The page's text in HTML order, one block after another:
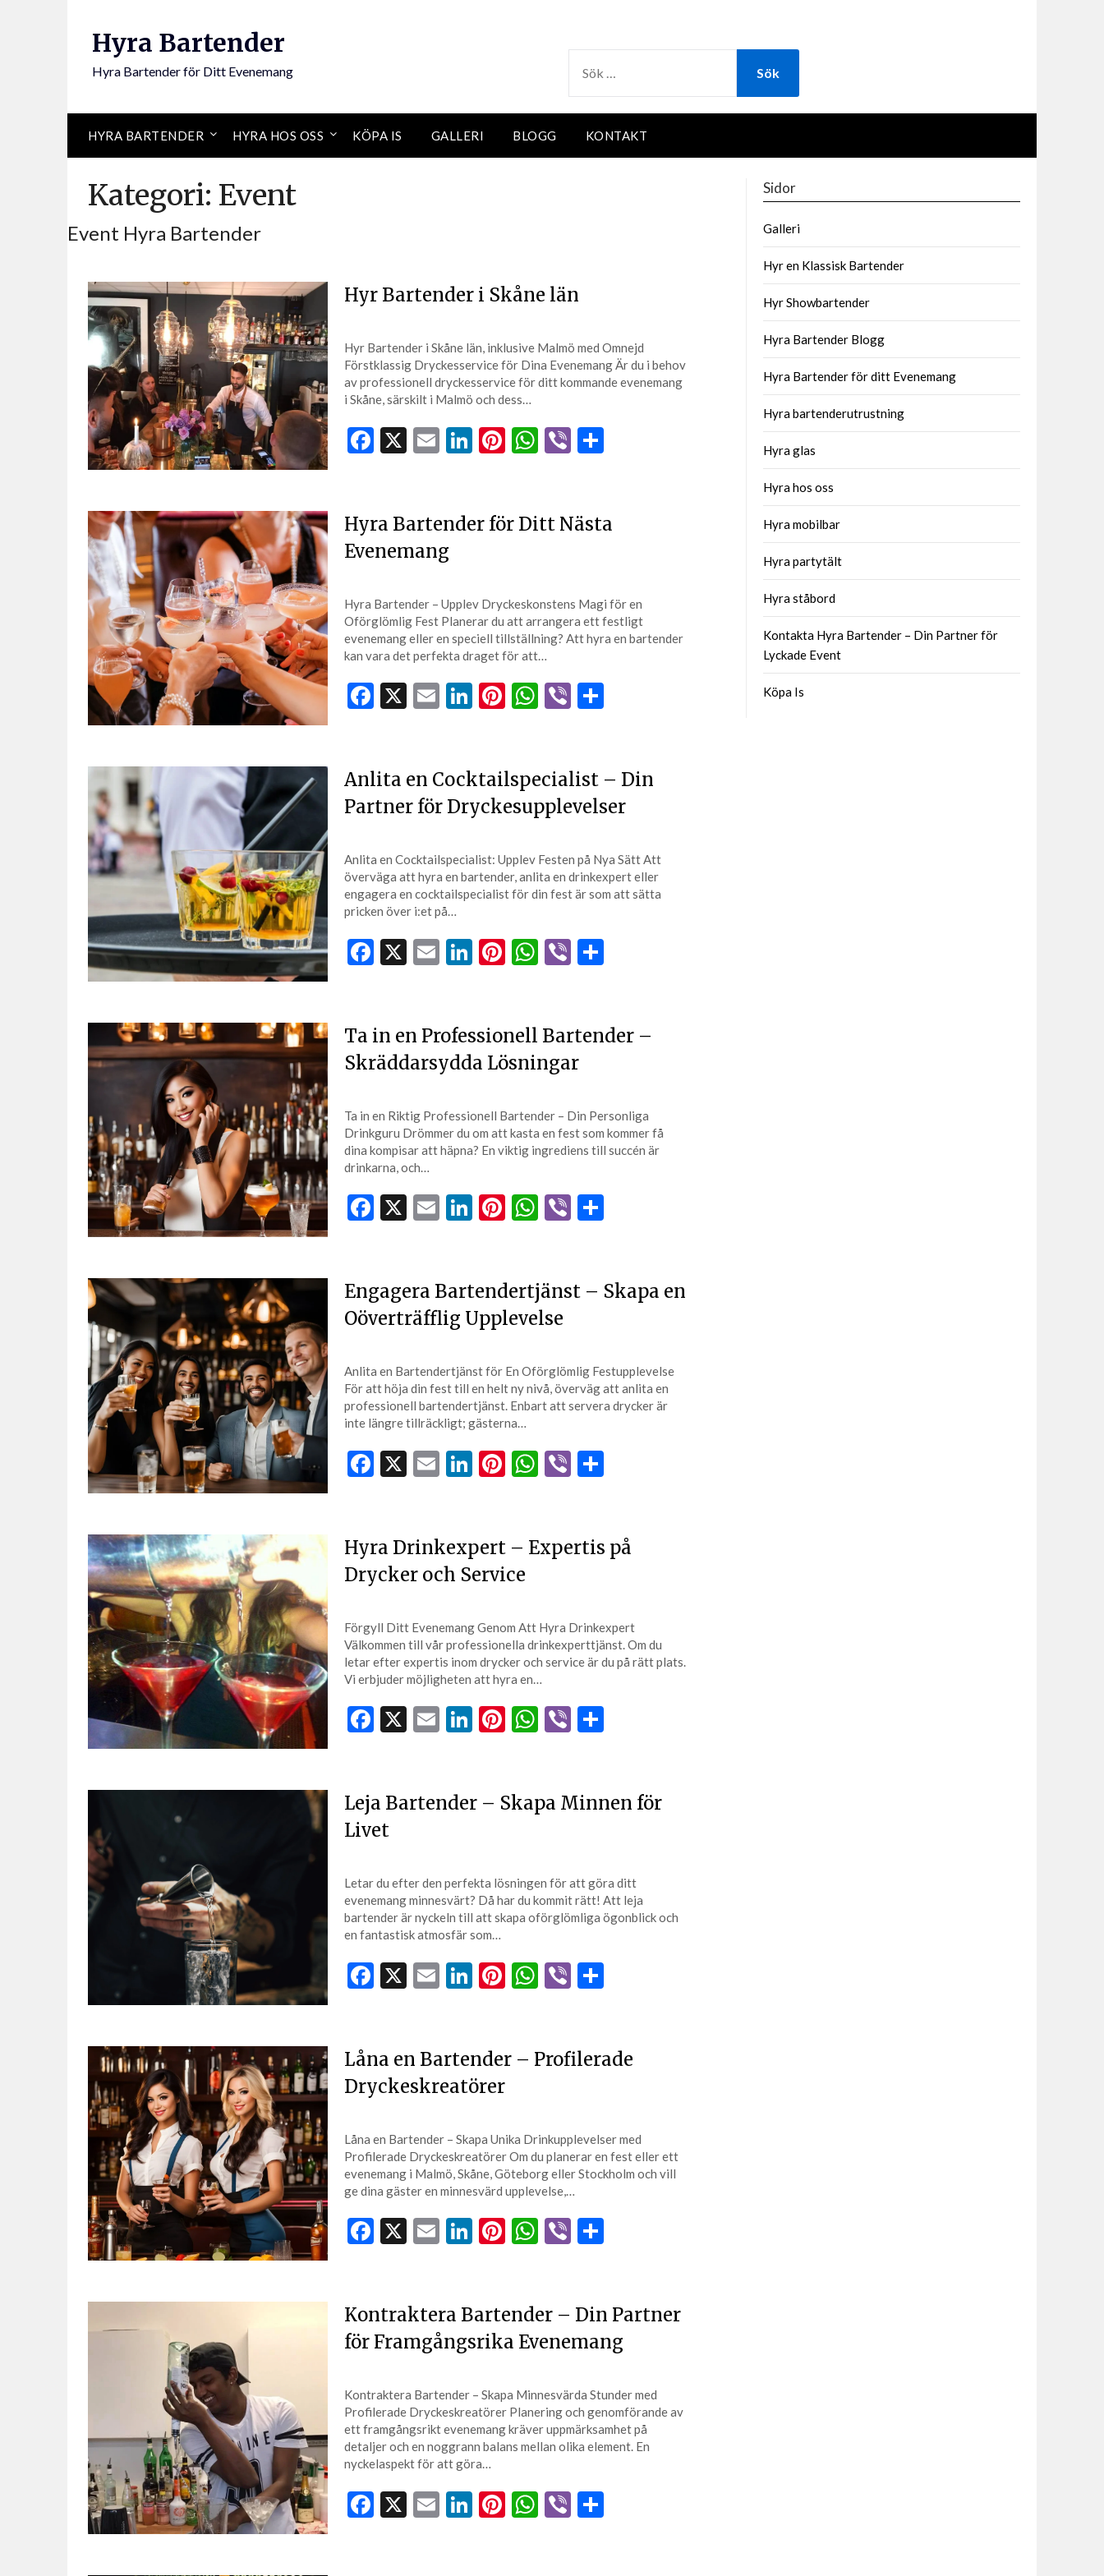
Hyra Bartender
Hyra Bartender för Ditt Evenemang
EFTER:
HYRA BARTENDER HYRA HOS OSS KÖPA IS GALLERI BLOGG KONTAKT
Kategori: Event
Event Hyra Bartender
Hyr Bartender i Skåne län
Hyr Bartender i Skåne län, inklusive Malmö med Omnejd
Förstklassig Dryckesservice för Dina Evenemang Är du i behov
av professionell dryckesservice för ditt kommande evenemang
i Skåne, särskilt i Malmö och dess…
Facebook
X EmailLinkedIn
Pinterest
WhatsApp
ViberDela
Hyra Bartender för Ditt Nästa
Evenemang
Hyra Bartender – Upplev Dryckeskonstens Magi för en
Oförglömlig Fest Planerar du att arrangera ett festligt
evenemang eller en speciell tillställning? Att hyra en bartender
kan vara det perfekta draget för att…
Facebook
X EmailLinkedIn
Pinterest
WhatsApp
ViberDela
Anlita en Cocktailspecialist – Din
Partner för Dryckesupplevelser
Anlita en Cocktailspecialist: Upplev Festen på Nya Sätt Att
överväga att hyra en bartender, anlita en drinkexpert eller
engagera en cocktailspecialist för din fest är som att sätta
pricken över i:et på…
Facebook
X EmailLinkedIn
Pinterest
WhatsApp
ViberDela
Ta in en Professionell Bartender –
Skräddarsydda Lösningar
Ta in en Riktig Professionell Bartender – Din Personliga
Drinkguru Drömmer du om att kasta en fest som kommer få
dina kompisar att häpna? En viktig ingrediens till succén är
drinkarna, och…
Facebook
X EmailLinkedIn
Pinterest
WhatsApp
ViberDela
Engagera Bartendertjänst – Skapa en
Oöverträfflig Upplevelse
Anlita en Bartendertjänst för En Oförglömlig Festupplevelse
För att höja din fest till en helt ny nivå, överväg att anlita en
professionell bartendertjänst. Enbart att servera drycker är
inte längre tillräckligt; gästerna…
Facebook
X EmailLinkedIn
Pinterest
WhatsApp
ViberDela
Hyra Drinkexpert – Expertis på
Drycker och Service
Förgyll Ditt Evenemang Genom Att Hyra Drinkexpert
Välkommen till vår professionella drinkexperttjänst. Om du
letar efter expertis inom drycker och service är du på rätt plats.
Vi erbjuder möjligheten att hyra en…
Facebook
X EmailLinkedIn
Pinterest
WhatsApp
ViberDela
Leja Bartender – Skapa Minnen för
Livet
Letar du efter den perfekta lösningen för att göra ditt
evenemang minnesvärt? Då har du kommit rätt! Att leja
bartender är nyckeln till att skapa oförglömliga ögonblick och
en fantastisk atmosfär som…
Facebook
X EmailLinkedIn
Pinterest
WhatsApp
ViberDela
Låna en Bartender – Profilerade
Dryckeskreatörer
Låna en Bartender – Skapa Unika Drinkupplevelser med
Profilerade Dryckeskreatörer Om du planerar en fest eller ett
evenemang i Malmö, Skåne, Göteborg eller Stockholm och vill
ge dina gäster en minnesvärd upplevelse,…
Facebook
X EmailLinkedIn
Pinterest
WhatsApp
ViberDela
Kontraktera Bartender – Din Partner
för Framgångsrika Evenemang
Kontraktera Bartender – Skapa Minnesvärda Stunder med
Profilerade Dryckeskreatörer Planering och genomförande av
ett framgångsrikt evenemang kräver uppmärksamhet på
detaljer och en noggrann balans mellan olika element. En
nyckelaspekt för att göra…
Facebook
X EmailLinkedIn
Pinterest
WhatsApp
ViberDela
Sidor
Galleri
Hyr en Klassisk Bartender
Hyr Showbartender
Hyra Bartender Blogg
Hyra Bartender för ditt Evenemang
Hyra bartenderutrustning
Hyra glas
Hyra hos oss
Hyra mobilbar
Hyra partytält
Hyra ståbord
Kontakta Hyra Bartender – Din Partner för
Lyckade Event
Köpa Is